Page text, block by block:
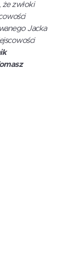
że zwłoki
Jacka